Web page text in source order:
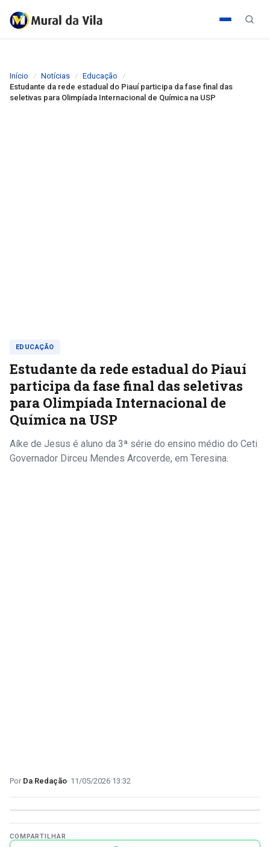
Início Notícias
Educação
Estudante da rede estadual do Piauí participa da fase final das
seletivas para Olimpíada Internacional de Química na USP
EDUCAÇÃO
Estudante da rede estadual do Piauí
participa da fase final das seletivas
para Olimpíada Internacional de
Química na USP
Aíke de Jesus é aluno da 3ª série do ensino médio do Ceti
Governador Dirceu Mendes Arcoverde, em Teresina.
Da Redação 11/05/2026 13:32
COMPARTILHAR